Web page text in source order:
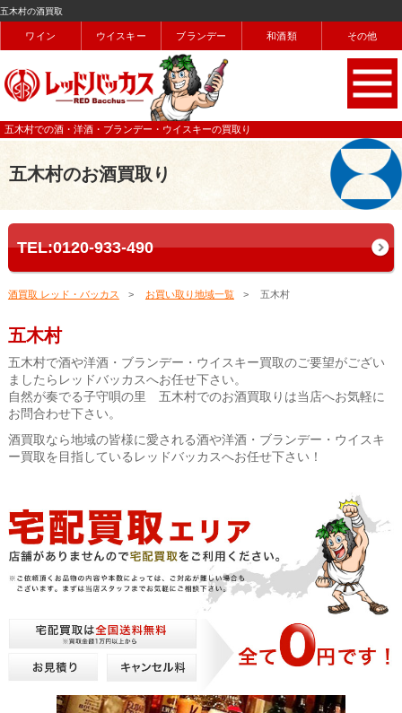
五木村の酒買取
ワイン ウイスキー ブランデー 和酒類 その他
五木村での酒・洋酒・ブランデー・ウイスキーの買取り
五木村のお酒買取り
TEL:0120-933-490
酒買取 レッド・バッカス お買い取り地域一覧 五木村
五木村
五木村で酒や洋酒・ブランデー・ウイスキー買取のご要望がござい
ましたらレッドバッカスへお任せ下さい。
自然が奏でる子守唄の里 五木村でのお酒買取りは当店へお気軽に
お問合わせ下さい。
酒買取なら地域の皆様に愛される酒や洋酒・ブランデー・ウイスキ
ー買取を目指しているレッドバッカスへお任せ下さい！